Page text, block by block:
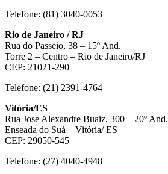
Telefone: (81) 3040-0053
Rio de Janeiro / RJ
Rua do Passeio, 38 – 15º And.
Torre 2 – Centro – Rio de Janeiro/RJ
CEP: 21021-290
Telefone: (21) 2391-4764
Vitória/ES
Rua Jose Alexandre Buaiz, 300 – 20º And.
Enseada do Suá – Vitória/ ES
CEP: 29050-545
Telefone: (27) 4040-4948